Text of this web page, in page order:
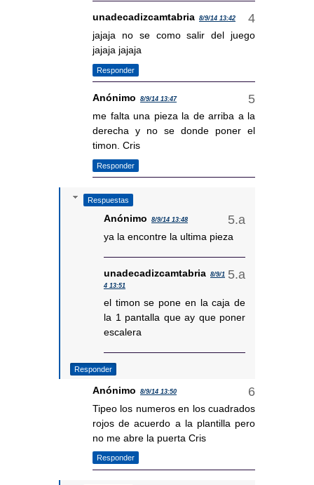
unadecadizcamtabria 8/9/14 13:42
jajaja no se como salir del juego
jajaja jajaja
Responder
Anónimo 8/9/14 13:47
me falta una pieza la de arriba a la
derecha y no se donde poner el
timon. Cris
Responder
Respuestas
Anónimo 8/9/14 13:48
ya la encontre la ultima pieza
unadecadizcamtabria 8/9/1
4 13:51
el timon se pone en la caja de
la 1 pantalla que ay que poner
escalera
Responder
Anónimo 8/9/14 13:50
Tipeo los numeros en los cuadrados
rojos de acuerdo a la plantilla pero
no me abre la puerta Cris
Responder